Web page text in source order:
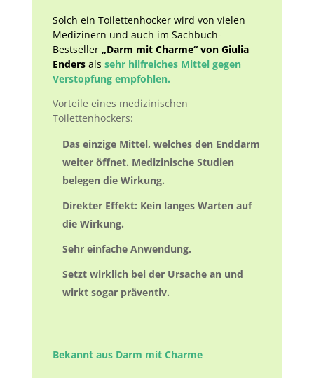
Solch ein Toilettenhocker wird von vielen
Medizinern und auch im Sachbuch-
Bestseller „Darm mit Charme“ von Giulia
Endersals sehr hilfreiches Mittel gegen
Verstopfung empfohlen.
Vorteile eines medizinischen
Toilettenhockers:
Das einzige Mittel, welches den Enddarm
weiter öffnet. Medizinische Studien
belegen die Wirkung.
Direkter Effekt: Kein langes Warten auf
die Wirkung.
Sehr einfache Anwendung.
Setzt wirklich bei der Ursache an und
wirkt sogar präventiv.
Bekannt aus Darm mit Charme